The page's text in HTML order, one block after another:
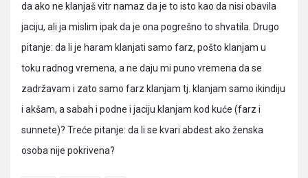
da ako ne klanjaš vitr namaz da je to isto kao da nisi obavila
jaciju, ali ja mislim ipak da je ona pogrešno to shvatila. Drugo
pitanje: da li je haram klanjati samo farz, pošto klanjam u
toku radnog vremena, a ne daju mi puno vremena da se
zadržavam i zato samo farz klanjam tj. klanjam samo ikindiju
i akšam, a sabah i podne i jaciju klanjam kod kuće (farz i
sunnete)? Treće pitanje: da li se kvari abdest ako ženska
osoba nije pokrivena?